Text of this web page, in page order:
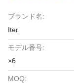
ブランド名:
Iter
モデル番号:
×6
MOQ: